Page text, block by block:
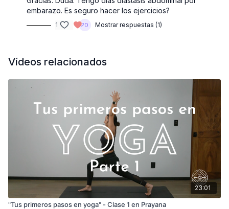
embarazo. Es seguro hacer los ejercicios?
1 Mostrar respuestas (1)
Vídeos relacionados
23:01
"Tus primeros pasos en yoga" - Clase 1 en Prayana